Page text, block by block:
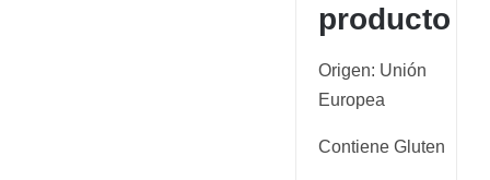
producto
Origen: Unión
Europea
Contiene Gluten